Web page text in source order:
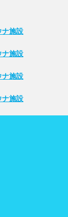
ナ施設
ナ施設
ナ施設
ナ施設